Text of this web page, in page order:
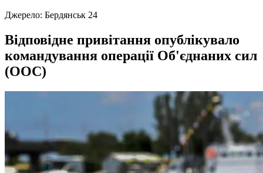
Джерело: Бердянськ 24
Відповідне привітання опублікувало
командування операції Об'єднаних сил
(ООС)